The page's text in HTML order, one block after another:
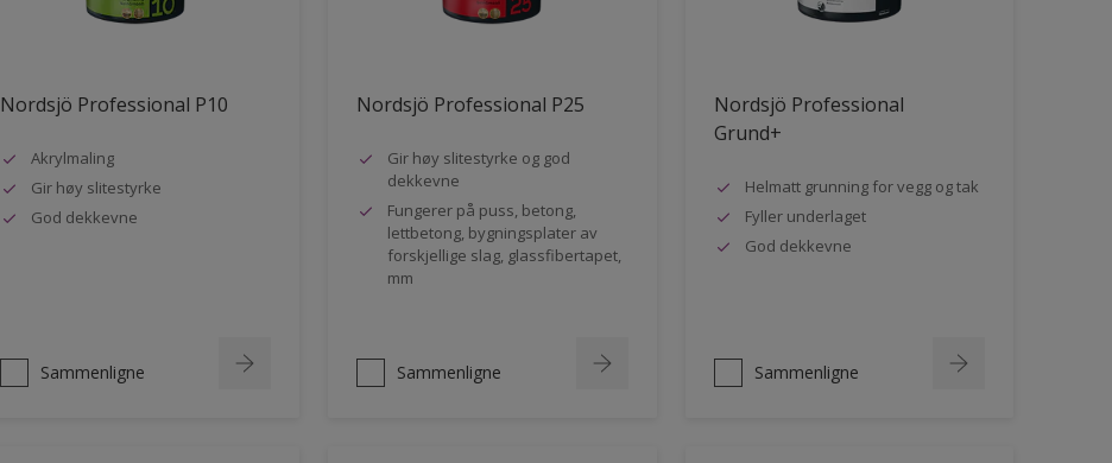
Nordsjö Professional P10
Akrylmaling
Gir høy slitestyrke
God dekkevne
Sammenligne
Nordsjö Professional P25
Gir høy slitestyrke og god
dekkevne
Fungerer på puss, betong,
lettbetong, bygningsplater av
forskjellige slag, glassfibertapet,
mm
Sammenligne
Nordsjö Professional
Grund+
Helmatt grunning for vegg og tak
Fyller underlaget
God dekkevne
Sammenligne